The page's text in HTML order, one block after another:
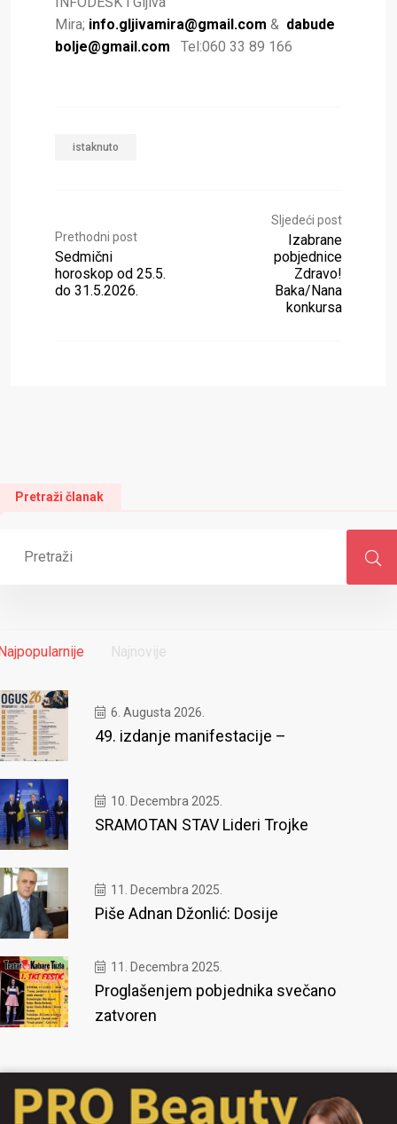
Mira; info.gljivamira@gmail.com & dabude
bolje@gmail.com Tel:060 33 89 166
istaknuto
Prethodni post
Sedmični
horoskop od 25.5.
do 31.5.2026.
Sljedeći post
Izabrane
pobjednice
Zdravo!
Baka/Nana
konkursa
Pretraži članak
Najnovije
6. Augusta 2026.
49. izdanje manifestacije –
10. Decembra 2025.
SRAMOTAN STAV Lideri Trojke
11. Decembra 2025.
Piše Adnan Džonlić: Dosije
11. Decembra 2025.
Proglašenjem pobjednika svečano
zatvoren